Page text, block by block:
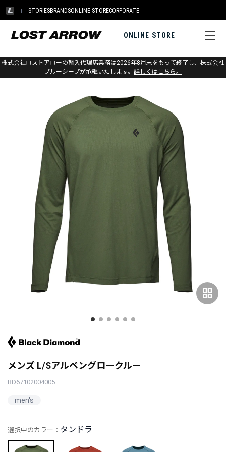
STORIESBRANDSONLINE STORECORPORATE
ONLINE STORE
株式会社ロストアローの輸入代理店業務は2026年8月末をもって終了し、株式会社
ブルーシープが承継いたします。 詳しくはこちら。
ホーム > ブラックダイヤモンド > アパレル > トップス > シャツ
grid_view
メンズ L/Sアルペングロークルー
BD67102004005
men's
選択中のカラー： タンドラ